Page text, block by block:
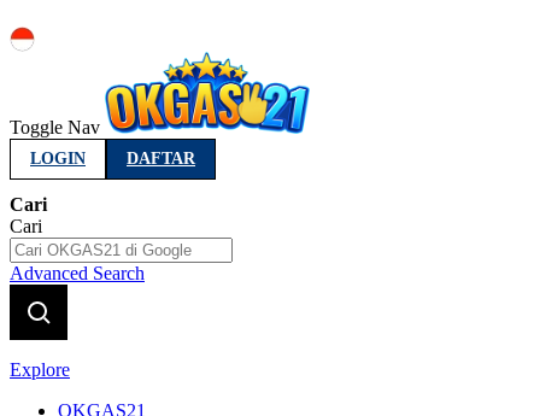
Toggle Nav
LOGIN DAFTAR
Cari
Cari
Advanced Search
Explore
OKGAS21